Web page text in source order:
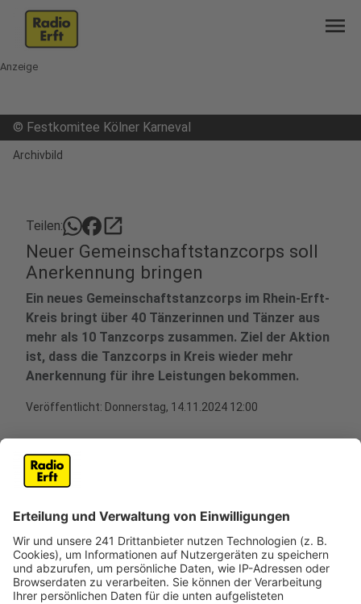
menu
Anzeige
© Festkomitee Kölner Karneval
Archivbild
Teilen: open_in_new
Neuer Gemeinschaftstanzcorps soll
Anerkennung bringen
Ein neues Gemeinschaftstanzcorps im Rhein-Erft-
Kreis bringt über 40 Tänzerinnen und Tänzer aus
mehr als 10 Tanzcorps zusammen. Ziel der Aktion
ist, dass die Tanzcorps in Kreis wieder mehr
Anerkennung für ihre Leistungen bekommen.
Veröffentlicht: Donnerstag, 14.11.2024 12:00
Anzeige
Tänzerinnen und Tänzer aus verschiedenen
Vereinen tanzen zusammen
Anzeige